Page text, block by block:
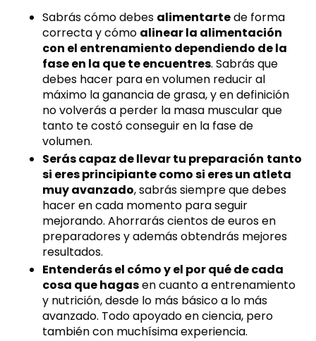
Sabrás cómo debes alimentartede forma
correcta y cómo alinear la alimentación
con el entrenamiento dependiendo de la
fase en la que te encuentres. Sabrás que
debes hacer para en volumen reducir al
máximo la ganancia de grasa, y en definición
no volverás a perder la masa muscular que
tanto te costó conseguir en la fase de
volumen.
Serás capaz de llevar tu preparación tanto
si eres principiante como si eres un atleta
muy avanzado, sabrás siempre que debes
hacer en cada momento para seguir
mejorando. Ahorrarás cientos de euros en
preparadores y además obtendrás mejores
resultados.
Entenderás el cómo y el por qué de cada
cosa que hagasen cuanto a entrenamiento
y nutrición, desde lo más básico a lo más
avanzado. Todo apoyado en ciencia, pero
también con muchísima experiencia.